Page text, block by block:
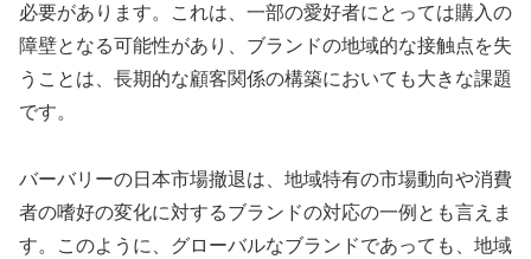
必要があります。これは、一部の愛好者にとっては購入の
障壁となる可能性があり、ブランドの地域的な接触点を失
うことは、長期的な顧客関係の構築においても大きな課題
です。
バーバリーの日本市場撤退は、地域特有の市場動向や消費
者の嗜好の変化に対するブランドの対応の一例とも言えま
す。このように、グローバルなブランドであっても、地域